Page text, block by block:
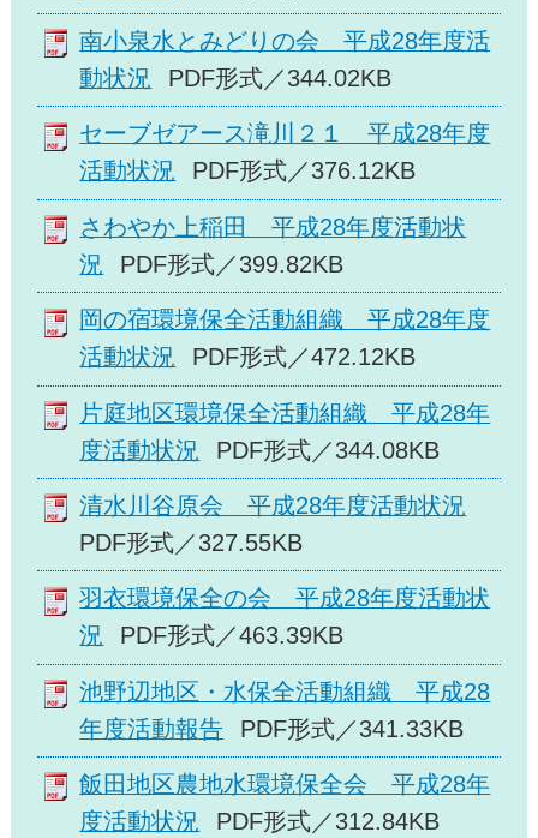
南小泉水とみどりの会 平成28年度活
動状況
PDF形式／344.02KB
セーブゼアース滝川２１ 平成28年度
活動状況
PDF形式／376.12KB
さわやか上稲田 平成28年度活動状
況
PDF形式／399.82KB
岡の宿環境保全活動組織 平成28年度
活動状況
PDF形式／472.12KB
片庭地区環境保全活動組織 平成28年
度活動状況
PDF形式／344.08KB
清水川谷原会 平成28年度活動状況
PDF形式／327.55KB
羽衣環境保全の会 平成28年度活動状
況
PDF形式／463.39KB
池野辺地区・水保全活動組織 平成28
年度活動報告
PDF形式／341.33KB
飯田地区農地水環境保全会 平成28年
度活動状況
PDF形式／312.84KB